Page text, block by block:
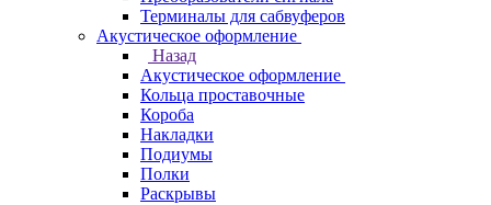
Терминалы для сабвуферов
Акустическое оформление
Назад
Акустическое оформление
Кольца проставочные
Короба
Накладки
Подиумы
Полки
Раскрывы